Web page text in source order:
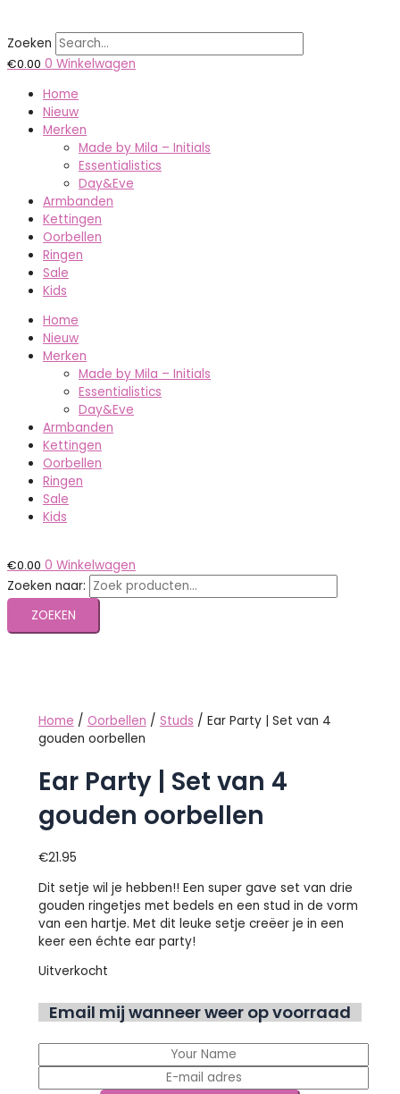
Zoeken
€0.00 0 Winkelwagen
Home
Nieuw
Merken
Made by Mila – Initials
Essentialistics
Day&Eve
Armbanden
Kettingen
Oorbellen
Ringen
Sale
Kids
Home
Nieuw
Merken
Made by Mila – Initials
Essentialistics
Day&Eve
Armbanden
Kettingen
Oorbellen
Ringen
Sale
Kids
€0.00 0 Winkelwagen
Zoeken naar:
ZOEKEN
Home / Oorbellen / Studs / Ear Party | Set van 4
gouden oorbellen
Ear Party | Set van 4
gouden oorbellen
€21.95
Dit setje wil je hebben!! Een super gave set van drie
gouden ringetjes met bedels en een stud in de vorm
van een hartje. Met dit leuke setje creëer je in een
keer een échte ear party!
Uitverkocht
Email mij wanneer weer op voorraad